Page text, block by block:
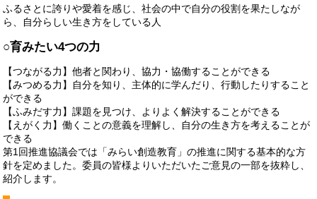
ふるさとに誇りや愛着を感じ、社会の中で自分の役割を果たしなが
ら、自分らしい生き方をしている人
○育みたい4つの力
【つながる力】他者と関わり、協力・協働することができる
【みつめる力】自分を知り、主体的に学んだり、行動したりすること
ができる
【ふみだす力】課題を見つけ、よりよく解決することができる
【えがく力】働くことの意義を理解し、自分の生き方を考えることが
できる
第1回推進協議会では「みらい創造教育」の推進に関する基本的な方
針を定めました。委員の皆様よりいただいたご意見の一部を抜粋し、
紹介します。